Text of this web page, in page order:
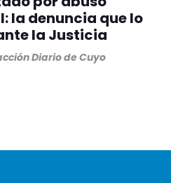
la denuncia que lo
la Justicia
Diario de Cuyo